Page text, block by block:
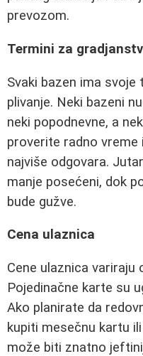
prevozom.
Termini za
Svaki bazen ima
plivanje. Neki bazeni
neki popodnevne, a
proverite radno
najviše odgovara.
manje posećeni, dok
bude gužve.
Cena ulaznica
Cene ulaznica variraju
Pojedinačne karte su
Ako planirate da
kupiti mesečnu kartu
može biti znatno